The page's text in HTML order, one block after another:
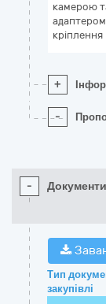
камерою
адаптером
кріплення
+
-
-
Тип
закупівлі